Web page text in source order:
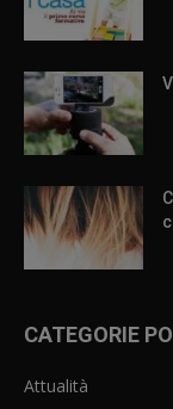
CATEGORIE
Attualità